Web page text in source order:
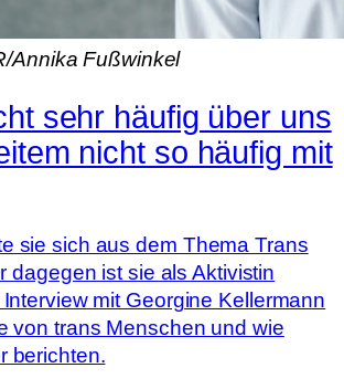
Annika Fußwinkel
sehr häufig über uns
nicht so häufig mit
sie sich aus dem Thema Trans
dagegen ist sie als Aktivistin
mit Georgine Kellermann
von trans Menschen und wie
berichten.